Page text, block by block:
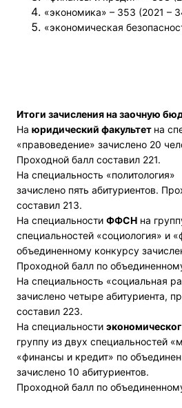
«экономика» – 353 (2021 –
«экономическая
Итоги зачисления на заочную
На юридический факультет на
«правоведение» зачислено 20
Проходной балл составил 221.
На специальность «политология»
зачислено пять абитуриентов.
составил 213.
На специальности ФФСН на
специальностей «социология» и
объединенному конкурсу
Проходной балл по
На специальность «социальная
зачислено четыре абитуриента,
составил 223.
На специальности
группу из двух специальностей
«финансы и кредит» по
зачислено 10 абитуриентов.
Проходной балл по